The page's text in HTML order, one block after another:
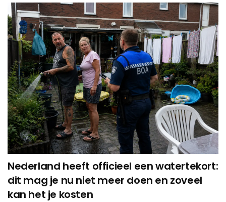
Nederland heeft officieel een watertekort:
dit mag je nu niet meer doen en zoveel
kan het je kosten